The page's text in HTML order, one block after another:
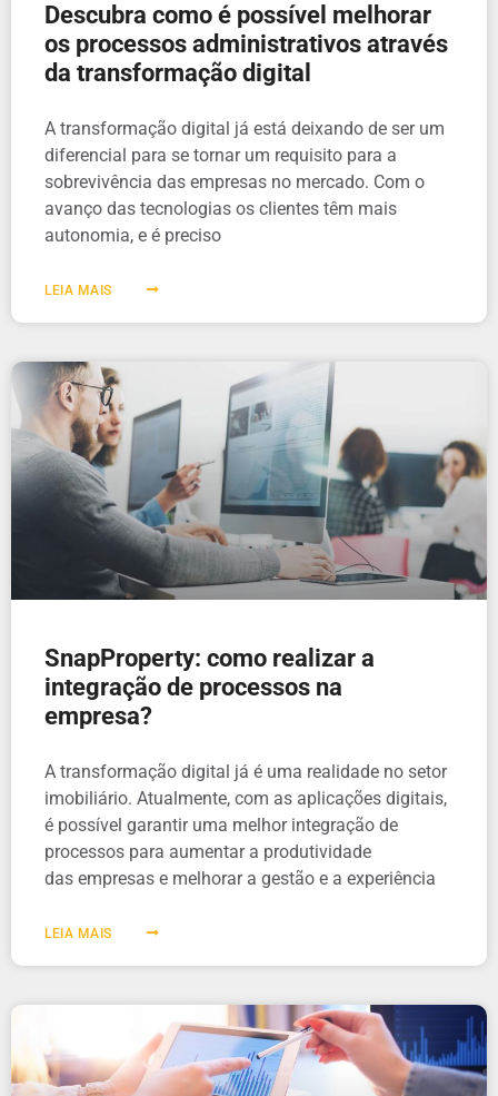
Descubra como é possível melhorar
os processos administrativos através
da transformação digital
A transformação digital já está deixando de ser um
diferencial para se tornar um requisito para a
sobrevivência das empresas no mercado. Com o
avanço das tecnologias os clientes têm mais
autonomia, e é preciso
LEIA MAIS
SnapProperty: como realizar a
integração de processos na
empresa?
A transformação digital já é uma realidade no setor
imobiliário. Atualmente, com as aplicações digitais,
é possível garantir uma melhor integração de
processos para aumentar a produtividade
das empresas e melhorar a gestão e a experiência
LEIA MAIS